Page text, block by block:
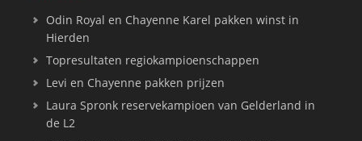
Odin Royal en Chayenne Karel pakken winst in
Hierden
Topresultaten regiokampioenschappen
Levi en Chayenne pakken prijzen
Laura Spronk reservekampioen van Gelderland in
de L2